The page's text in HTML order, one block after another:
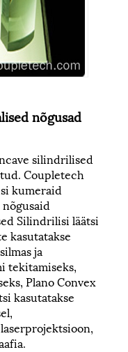
nõgusad
silindrilised
Coupletech
kumeraid
Silindrilisi läätsi
kasutatakse
ja
tekitamiseks,
Plano Convex
kasutatakse